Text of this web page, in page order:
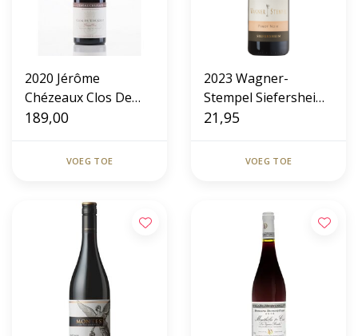
2020 Jérôme
Chézeaux Clos De
Vougeot Grand Cru
189,00
VOEG TOE
2023 Wagner-
Stempel Siefersheim
Spätburgunder
21,95
VOEG TOE